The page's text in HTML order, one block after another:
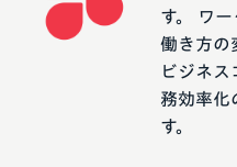
す。 ワー
働き方の
ビジネス
務効率化
す。